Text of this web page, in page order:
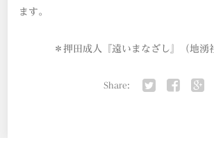
ます。
＊押田成人『遠いまなざし』（地湧
Share: